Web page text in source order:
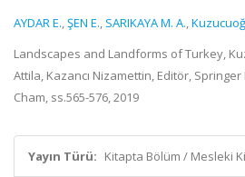
AYDAR E.,ŞEN E., SARIKAYA M. A.,
Landscapes and Landforms of Turkey,
Attila, Kazancı Nizamettin, Editör,
Cham, ss.565-576, 2019
Yayın Türü: Kitapta Bölüm / Mesleki